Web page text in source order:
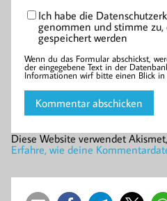
Ich habe die
genommen und stimme zu,
gespeichert werden
Wenn du das Formular abschickst,
der eingegebene Text in der
Informationen wirf bitte einen Blick in
Diese Website verwendet
Erfahre, wie deine